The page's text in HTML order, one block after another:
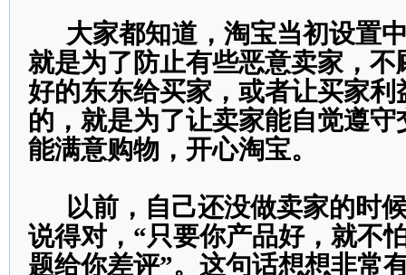
大家都知道，淘宝当初设置
就是为了防止有些恶意卖家，不
好的东东给买家，或者让买家
的，就是为了让卖家能自觉遵
能满意购物，开心淘宝。
以前，自己还没做卖家的时
说得对，“只要你产品好，就不
题给你差评”。这句话想想非常